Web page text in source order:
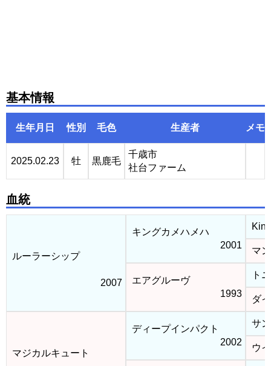
基本情報
生年月日 性別 毛色 生産者 メモ
2025.02.23 牡 黒鹿毛
千歳市
社台ファーム
血統
ルーラーシップ
2007
キングカメハメハ
2001
マ
エアグルーヴ
1993
ト
ダ
マジカルキュート
ディープインパクト
2002
サ
ウ